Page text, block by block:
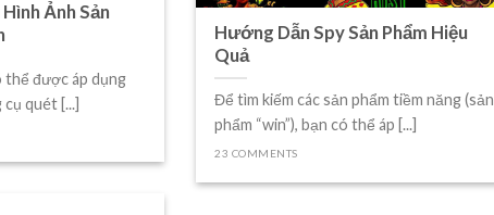
Ảnh Sản
thể được áp dụng
quét [...]
Hướng Dẫn Spy Sản Phẩm Hiệu
Quả
Để tìm kiếm các sản phẩm tiềm năng (sản
phẩm “win”), bạn có thể áp [...]
23 COMMENTS